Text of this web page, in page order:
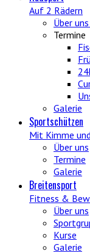
Auf 2 Rädern
Über
Termine
Galerie
Sportschützen
Mit Kimme
Über uns
Termine
Galerie
Breitensport
Fitness &
Über uns
Kurse
Galerie